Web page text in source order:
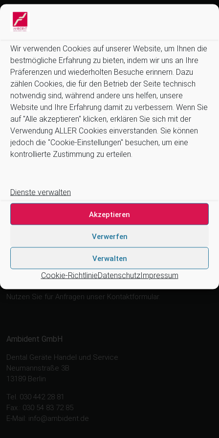
Wir verwenden Cookies auf unserer Website, um Ihnen die
bestmögliche Erfahrung zu bieten, indem wir uns an Ihre
Präferenzen und wiederholten Besuche erinnern. Dazu
zählen Cookies, die für den Betrieb der Seite technisch
notwendig sind, während andere uns helfen, unsere
Website und Ihre Erfahrung damit zu verbessern. Wenn Sie
auf "Alle akzeptieren" klicken, erklären Sie sich mit der
Verwendung ALLER Cookies einverstanden. Sie können
jedoch die "Cookie-Einstellungen" besuchen, um eine
kontrollierte Zustimmung zu erteilen.
Dienste verwalten
Akzeptieren
Verwerfen
Verwalten
Cookie-RichtlinieDatenschutzImpressum
Informationen:
Allgemeine Geschäftsbedingungen (AGB)
Zahlung und Versand
Stellenangebote
Cookie-Richtlinie (EU)
Suchen
Wir arbeiten zusammen mit …
4tek, Acteon, Ancar, A-dec, Adenysy, Alpro, Astra, Belmont,
Bien Air, Cattani, Chirana, DCI, Dürr, ETI, Euronda, Faro, Gcomm,
KaVo, Medentex, Melag, Midmark, Metasys, MK-Dent, NSK,
OMS, Ophardt Hygiene, Ritter, Satelec, Scican, Simple &
Smart, TKD, Velopex, u.v.m
Nutzen Sie für Anfragen unser Kontaktformular.
Ambident GmbH
Dental Geräte Handel und Service
Neumannstraße 3B
13189 Berlin
Tel. 030 442 28 81
Fax.: 030 54 83 72 85
E-Mail: info@ambident.de